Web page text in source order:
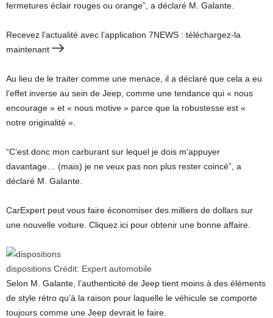
fermetures éclair rouges ou orange”, a déclaré M. Galante.
Recevez l’actualité avec l’application 7NEWS : téléchargez-la
maintenant
Au lieu de le traiter comme une menace, il a déclaré que cela a eu
l’effet inverse au sein de Jeep, comme une tendance qui « nous
encourage » et « nous motive » parce que la robustesse est «
notre originalité ».
“C’est donc mon carburant sur lequel je dois m’appuyer
davantage… (mais) je ne veux pas non plus rester coincé”, a
déclaré M. Galante.
CarExpert peut vous faire économiser des milliers de dollars sur
une nouvelle voiture. Cliquez ici pour obtenir une bonne affaire.
dispositions Crédit: Expert automobile
Selon M. Galante, l’authenticité de Jeep tient moins à des éléments
de style rétro qu’à la raison pour laquelle le véhicule se comporte
toujours comme une Jeep devrait le faire.